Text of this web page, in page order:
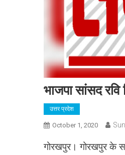
भाजपा सांसद रवि
उत्तर प्रदेश
October 1, 2020
गोरखपुर। गोरखपुर के